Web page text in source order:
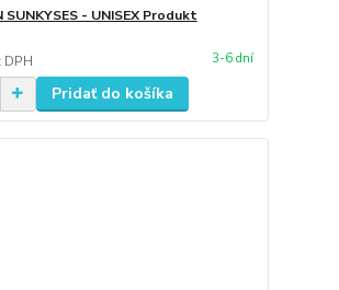
SUNKYSES - UNISEX Produkt
DPH 3-6 dní
Pridať do košíka